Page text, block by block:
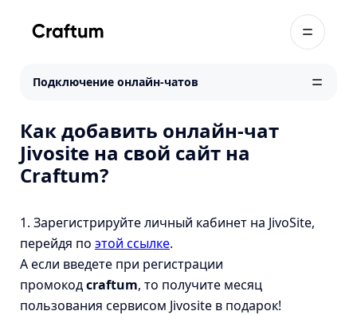
Подключение онлайн-чатов
Как добавить онлайн-чат
Jivosite на свой сайт на
Craftum?
1. Зарегистрируйте личный кабинет на JivoSite,
перейдя по этой ссылке.
А если введете при регистрации
промокодcraftum, то получите месяц
пользования сервисом Jivosite в подарок!